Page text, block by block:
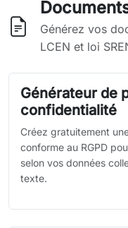
Générez vos
LCEN et loi
Générateur de
confidentialité
Créez gratuitement
conforme au RGPD
selon vos données
texte.